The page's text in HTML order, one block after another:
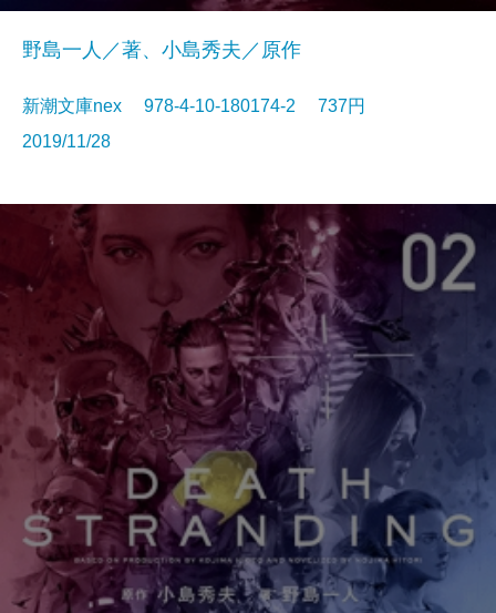
野島一人／著、小島秀夫／原作
新潮文庫nex 978-4-10-180174-2 737円
2019/11/28